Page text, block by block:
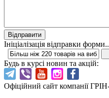
Відправити
Ініціалізація відправки
Будь в курсі новин та акцій:
Офіційний сайт компанії